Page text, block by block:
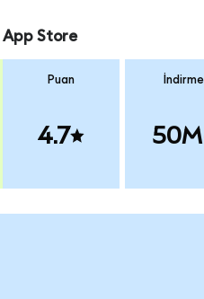
App Store
Puan
4.7
İndirme